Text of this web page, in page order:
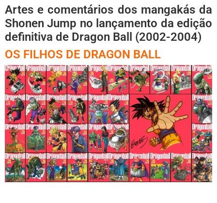
Artes e comentários dos mangakás da
Shonen Jump no lançamento da edição
definitiva de Dragon Ball (2002-2004)
OS FILHOS DE DRAGON BALL